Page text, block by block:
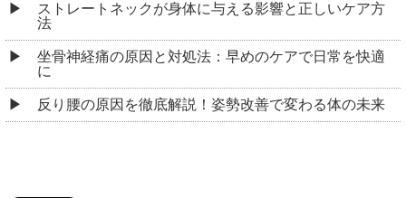
ストレートネックが身体に与える影響と正しいケア方
法
坐骨神経痛の原因と対処法：早めのケアで日常を快適
に
反り腰の原因を徹底解説！姿勢改善で変わる体の未来